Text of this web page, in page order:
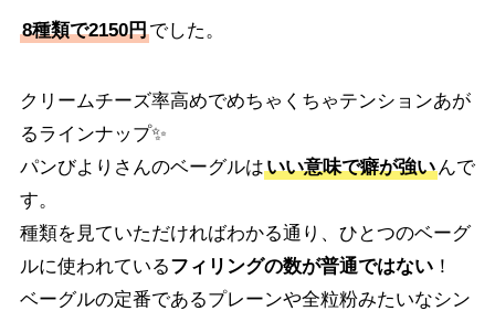
8種類で2150円でした。
クリームチーズ率高めでめちゃくちゃテンションあが
るラインナップ✨
パンびよりさんのベーグルはいい意味で癖が強いんで
す。
種類を見ていただければわかる通り、ひとつのベーグ
ルに使われているフィリングの数が普通ではない！
ベーグルの定番であるプレーンや全粒粉みたいなシン